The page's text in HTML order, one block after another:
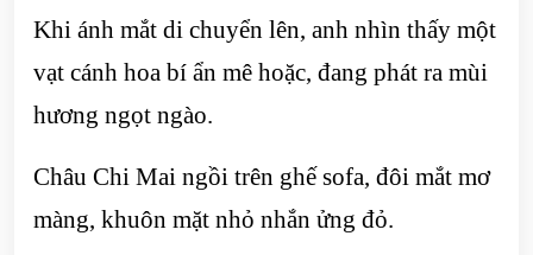
Khi ánh mắt di chuyển lên, anh nhìn thấy một
vạt cánh hoa bí ẩn mê hoặc, đang phát ra mùi
hương ngọt ngào.
Châu Chi Mai ngồi trên ghế sofa, đôi mắt mơ
màng, khuôn mặt nhỏ nhắn ửng đỏ.